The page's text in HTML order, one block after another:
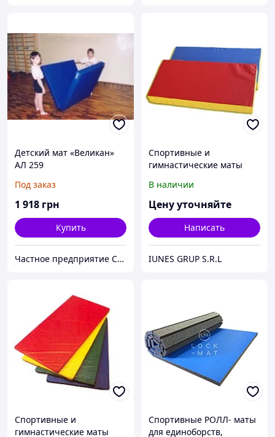
Детский мат «Великан»
АЛ 259
Под заказ
1 918 грн
Купить
Частное предприятие София Мед
Спортивные и
гимнастические маты
В наличии
Цену уточняйте
Написать
IUNES GRUP S.R.L
Спортивные и
гимнастические маты
Спортивные РОЛЛ- маты
для единоборств,